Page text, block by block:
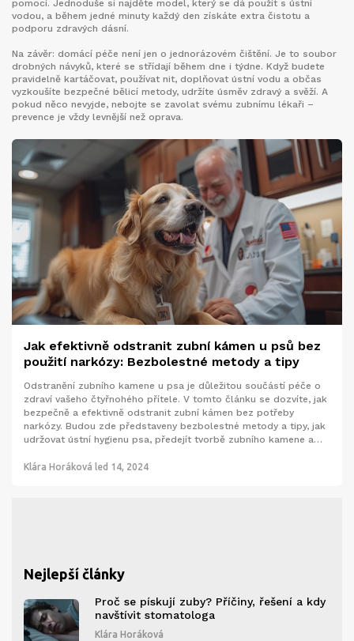
pomocí. Jednoduše si najděte model, který se dá použít s ústní
vodou, a během jedné minuty každý den získáte extra čistotu a
podporu zdravých dásní.
Na závěr: domácí péče není jen o jednorázovém čištění. Je to soubor
drobných návyků, které se střídají během dne i týdne. Když budete
pravidelně kartáčovat, používat nit, doplňovat ústní vodu a občas
vyzkoušíte bezpečné bělicí metody, udržíte úsměv zdravý a svěží. A
pokud něco nevyjde, nebojte se zavolat svému zubnímu lékaři –
prevence je vždy levnější než oprava.
Jak efektivně odstranit zubní kámen u psů bez
použití narkózy: Bezbolestné metody a tipy
Odstranění zubního kamene u psa je důležitou součástí péče o
zdraví vašeho čtyřnohého přítele. V tomto článku se dozvíte, jak
bezpečně a efektivně odstranit zubní kámen bez potřeby
narkózy. Budou zde představeny bezbolestné metody a tipy, jak
udržovat ústní hygienu psa, předejít tvorbě zubního kamene a
Klára Horáková led 14, 2024
Nejlepší články
Proč se pískují zuby? Příčiny, řešení a kdy
navštívit stomatologa
Klára Horáková